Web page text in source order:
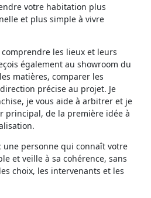
votre habitation plus
et plus simple à vivre
comprendre les lieux et leurs
également au showroom du
matières, comparer les
précise au projet. Je
je vous aide à arbitrer et je
principal, de la première idée à
une personne qui connaît votre
et veille à sa cohérence, sans
choix, les intervenants et les